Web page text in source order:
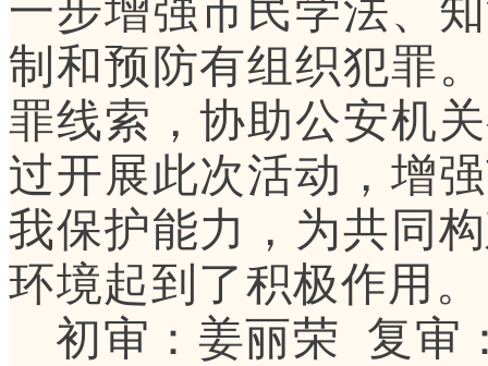
一步增强市民学法、
制和预防有组织犯罪
罪线索，协助公安机
过开展此次活动，增
我保护能力，为共同
环境起到了积极作用。
初审：姜丽荣 复审